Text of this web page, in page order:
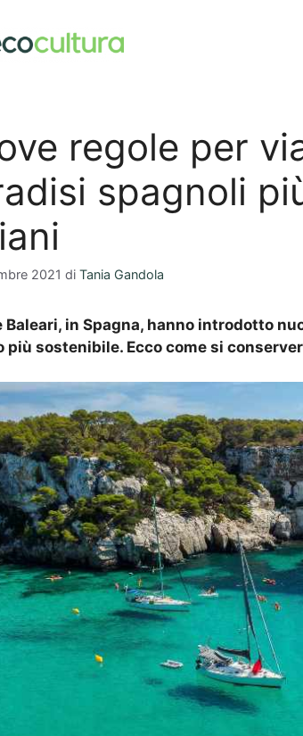
regole per
spagnoli
2021 di Tania Gandola
Baleari, in Spagna, hanno introdotto
più sostenibile. Ecco come si